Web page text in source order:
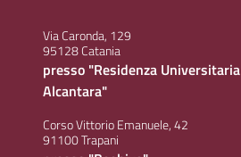
Via Caronda, 129
95128 Catania
presso "Residenza Universitaria
Alcantara"
Corso Vittorio Emanuele, 42
91100 Trapani